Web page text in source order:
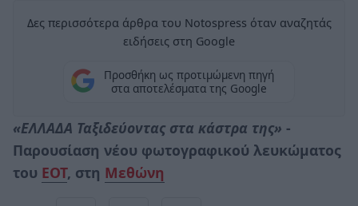
Δες περισσότερα άρθρα του Notospress όταν αναζητάς
ειδήσεις στη Google
Προσθήκη ως προτιμώμενη πηγή
στα αποτελέσματα της Google
«ΕΛΛΑΔΑ Ταξιδεύοντας στα κάστρα της» -
Παρουσίαση νέου φωτογραφικού λευκώματος
του ΕΟΤ, στη Μεθώνη